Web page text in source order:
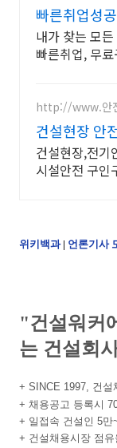
빠른취업성
비원, 건축인
내가 찾는 모
빠른취업, 무
http://www.안
건설현장,전기
시설안전 구인
위키백과 | 언론기사
"건설워커
는 건설회
+ SINCE 1997, 건
+ 채용공고 등록시
+ 일접속 건설인 5만
+ 건설채용시장 점